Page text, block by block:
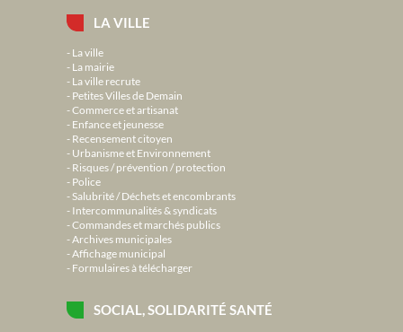
LA VILLE
La ville
La mairie
La ville recrute
Petites Villes de Demain
Commerce et artisanat
Enfance et jeunesse
Recensement citoyen
Urbanisme et Environnement
Risques / prévention / protection
Police
Salubrité / Déchets et encombrants
Intercommunalités & syndicats
Commandes et marchés publics
Archives municipales
Affichage municipal
Formulaires à télécharger
SOCIAL, SOLIDARITÉ SANTÉ